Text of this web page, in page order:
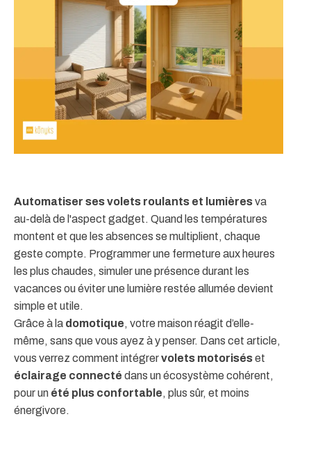
Automatiser ses volets roulants et lumièresva
au-delà de l'aspect gadget. Quand les températures
montent et que les absences se multiplient, chaque
geste compte. Programmer une fermeture aux heures
les plus chaudes, simuler une présence durant les
vacances ou éviter une lumière restée allumée devient
simple et utile.
Grâce à la domotique, votre maison réagit d’elle-
même, sans que vous ayez à y penser. Dans cet article,
vous verrez comment intégrervolets motoriséset
éclairage connecté dans un écosystème cohérent,
pour un été plus confortable, plus sûr, et moins
énergivore.